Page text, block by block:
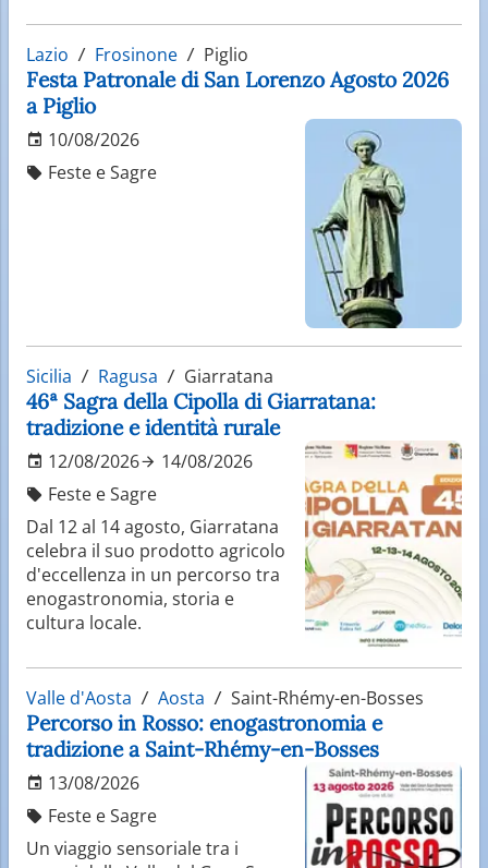
Lazio Frosinone Piglio
Festa Patronale di San Lorenzo Agosto 2026
a Piglio
10/08/2026
Feste e Sagre
Sicilia Ragusa Giarratana
46ª Sagra della Cipolla di Giarratana:
tradizione e identità rurale
12/08/2026
14/08/2026
Feste e Sagre
Dal 12 al 14 agosto, Giarratana
celebra il suo prodotto agricolo
d'eccellenza in un percorso tra
enogastronomia, storia e
cultura locale.
Valle d'Aosta Aosta Saint-Rhémy-en-Bosses
Percorso in Rosso: enogastronomia e
tradizione a Saint-Rhémy-en-Bosses
13/08/2026
Feste e Sagre
Un viaggio sensoriale tra i